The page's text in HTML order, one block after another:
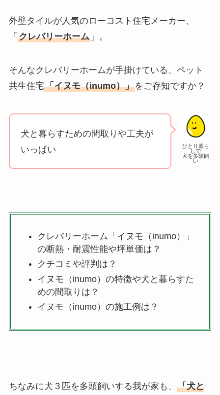
外壁タイルが人気のローコスト住宅メーカー、
「 クレバリーホーム」。
そんなクレバリーホームが手掛けている、ペット
共生住宅「イヌモ（inumo）」をご存知ですか？
ひとり暮ら
しで
犬を多頭飼
い
犬と暮らすための間取りや工夫が
いっぱい
クレバリーホーム「イヌモ（inumo）」
の断熱・耐震性能や坪単価は？
クチコミや評判は？
イヌモ（inumo）の特徴や犬と暮らすた
めの間取りは？
イヌモ（inumo）の施工例は？
ちなみに犬３匹を多頭飼いする我が家も、 「犬と